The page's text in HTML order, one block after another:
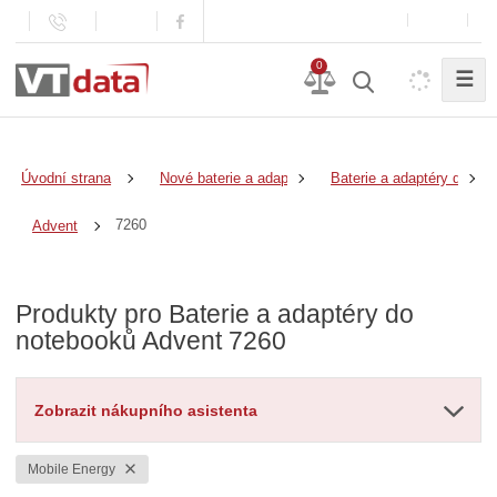
0
☰
Úvodní strana Nové baterie a adaptéry Baterie a adaptéry do
Advent 7260
Produkty pro Baterie a adaptéry do
notebooků Advent 7260
Zobrazit nákupního asistenta
Mobile Energy